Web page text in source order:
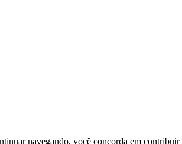
navegando, você concorda em